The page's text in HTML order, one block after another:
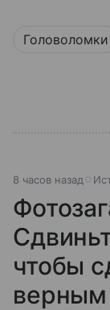
Головоломки
8 часов назад
чтобы
верным